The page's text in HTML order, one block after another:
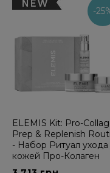
-
ELEMIS Kit: Pro-
Prep & Replenish
- Набор Ритуал ухода
кожей Про-Колаген